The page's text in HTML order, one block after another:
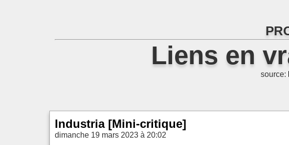
Liens en
source:
Industria [Mini-critique]
dimanche 19 mars 2023 à 20:02